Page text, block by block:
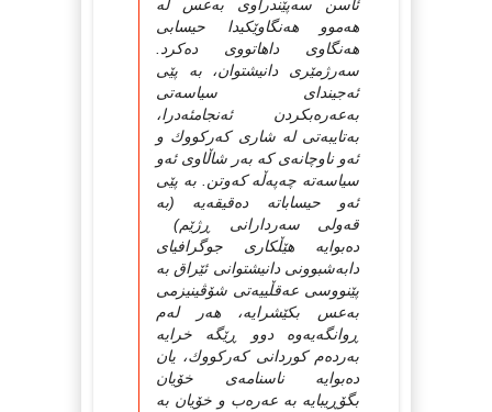
ئاسن سه‌پێندراوی به‌عس له‌
هه‌موو هه‌نگاوێکیدا حیسابی
هه‌نگاوی داهاتووی ده‌کرد.
سه‌رژمێری دانیشتوان، به‌ پێی
ئه‌جیندای سیاسه‌تی
به‌عه‌ره‌بکردن ئه‌نجامئه‌‌درا،
به‌تایبه‌تی له‌ شاری که‌رکووك و
ئه‌و ناوچانه‌ی که‌ به‌ر شاڵاوی ئه‌و
سیاسه‌ته‌ چه‌په‌ڵه‌ که‌وتن. به‌ پێی
ئه‌و حیساباته‌ ده‌قیقه‌یه‌ (به‌
قه‌ولی سه‌ردارانی ڕژێم)
ده‌بوایه‌ هێڵکاری جوگرافیای
دابه‌شبوونی دانیشتوانی ئێراق به‌
پێنووسی عه‌قڵییه‌تی شۆڤینیزمی
به‌عس بکێشرایه‌، هه‌ر له‌م
ڕوانگه‌یه‌وه‌ دوو ڕێگه‌ خرایه‌
به‌رده‌م کوردانی که‌رکووك، یان
ده‌بوایه‌ ناسنامه‌ی خۆیان
بگۆڕیبایه‌‌ به‌ عه‌ره‌ب و خۆیان به‌